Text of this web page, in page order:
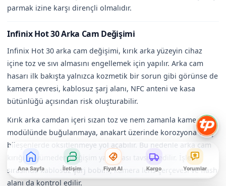
parmak izine karşı dirençli olmalıdır.
Infinix Hot 30 Arka Cam Değişimi
Infinix Hot 30 arka cam değişimi, kırık arka yüzeyin cihaz
içine toz ve sıvı almasını engellemek için yapılır. Arka cam
hasarı ilk bakışta yalnızca kozmetik bir sorun gibi görünse de
kamera çevresi, kablosuz şarj alanı, NFC anteni ve kasa
bütünlüğü açısından risk oluşturabilir.
Kırık arka camdan içeri sızan toz ve nem zamanla kamera
modülünde buğulanmaya, anakart üzerinde korozyona ve iç
bileşenlerde oksitlenmeye yol açabilir. Bu nedenle arka cam
kırığı büyümeden değişim yapılması tavsiye edilir. İşlem
sırasında kablosuz şarj bobini, kamera lens çerçevesi ve flash
alanı da kontrol edilir.
Ana Sayfa İletişim Fiyat Al Kargo Yorumlar